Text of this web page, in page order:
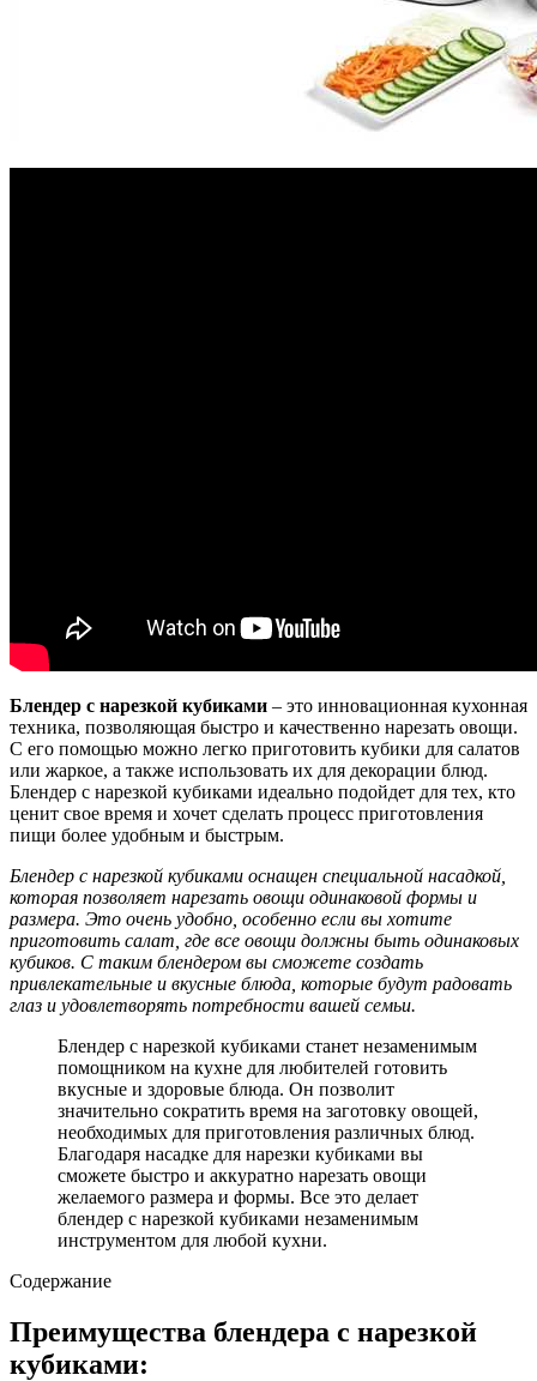
Блендер с нарезкой кубиками – это инновационная кухонная
техника, позволяющая быстро и качественно нарезать овощи.
С его помощью можно легко приготовить кубики для салатов
или жаркое, а также использовать их для декорации блюд.
Блендер с нарезкой кубиками идеально подойдет для тех, кто
ценит свое время и хочет сделать процесс приготовления
пищи более удобным и быстрым.
Блендер с нарезкой кубиками оснащен специальной насадкой,
которая позволяет нарезать овощи одинаковой формы и
размера. Это очень удобно, особенно если вы хотите
приготовить салат, где все овощи должны быть одинаковых
кубиков. С таким блендером вы сможете создать
привлекательные и вкусные блюда, которые будут радовать
глаз и удовлетворять потребности вашей семьи.
Блендер с нарезкой кубиками станет незаменимым
помощником на кухне для любителей готовить
вкусные и здоровые блюда. Он позволит
значительно сократить время на заготовку овощей,
необходимых для приготовления различных блюд.
Благодаря насадке для нарезки кубиками вы
сможете быстро и аккуратно нарезать овощи
желаемого размера и формы. Все это делает
блендер с нарезкой кубиками незаменимым
инструментом для любой кухни.
Содержание
Преимущества блендера с нарезкой
кубиками: